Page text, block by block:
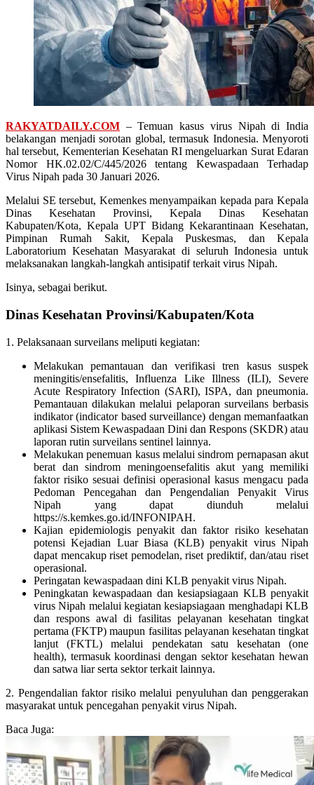
RAKYATDAILY.COM – Temuan kasus virus Nipah di India
belakangan menjadi sorotan global, termasuk Indonesia. Menyoroti
hal tersebut, Kementerian Kesehatan RI mengeluarkan Surat Edaran
Nomor HK.02.02/C/445/2026 tentang Kewaspadaan Terhadap
Virus Nipah pada 30 Januari 2026.
Melalui SE tersebut, Kemenkes menyampaikan kepada para Kepala
Dinas Kesehatan Provinsi, Kepala Dinas Kesehatan
Kabupaten/Kota, Kepala UPT Bidang Kekarantinaan Kesehatan,
Pimpinan Rumah Sakit, Kepala Puskesmas, dan Kepala
Laboratorium Kesehatan Masyarakat di seluruh Indonesia untuk
melaksanakan langkah-langkah antisipatif terkait virus Nipah.
Isinya, sebagai berikut.
Dinas Kesehatan Provinsi/Kabupaten/Kota
1. Pelaksanaan surveilans meliputi kegiatan:
Melakukan pemantauan dan verifikasi tren kasus suspek
meningitis/ensefalitis, Influenza Like Illness (ILI), Severe
Acute Respiratory Infection (SARI), ISPA, dan pneumonia.
Pemantauan dilakukan melalui pelaporan surveilans berbasis
indikator (indicator based surveillance) dengan memanfaatkan
aplikasi Sistem Kewaspadaan Dini dan Respons (SKDR) atau
laporan rutin surveilans sentinel lainnya.
Melakukan penemuan kasus melalui sindrom pernapasan akut
berat dan sindrom meningoensefalitis akut yang memiliki
faktor risiko sesuai definisi operasional kasus mengacu pada
Pedoman Pencegahan dan Pengendalian Penyakit Virus
Nipah yang dapat diunduh melalui
https://s.kemkes.go.id/INFONIPAH.
Kajian epidemiologis penyakit dan faktor risiko kesehatan
potensi Kejadian Luar Biasa (KLB) penyakit virus Nipah
dapat mencakup riset pemodelan, riset prediktif, dan/atau riset
operasional.
Peringatan kewaspadaan dini KLB penyakit virus Nipah.
Peningkatan kewaspadaan dan kesiapsiagaan KLB penyakit
virus Nipah melalui kegiatan kesiapsiagaan menghadapi KLB
dan respons awal di fasilitas pelayanan kesehatan tingkat
pertama (FKTP) maupun fasilitas pelayanan kesehatan tingkat
lanjut (FKTL) melalui pendekatan satu kesehatan (one
health), termasuk koordinasi dengan sektor kesehatan hewan
dan satwa liar serta sektor terkait lainnya.
2. Pengendalian faktor risiko melalui penyuluhan dan penggerakan
masyarakat untuk pencegahan penyakit virus Nipah.
Baca Juga: